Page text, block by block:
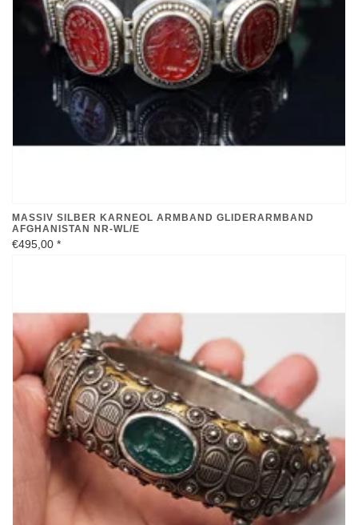
MASSIV SILBER KARNEOL ARMBAND GLIDERARMBAND
AFGHANISTAN NR-WL/E
€495,00 *